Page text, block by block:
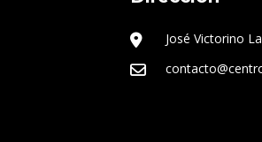
José Victorino